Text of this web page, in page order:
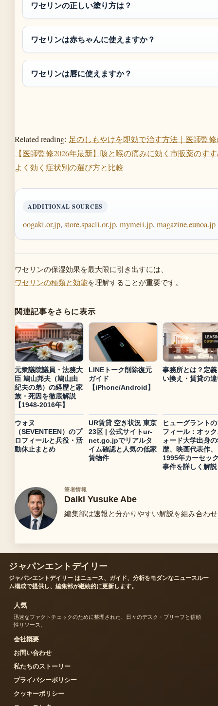
ワセリンの正しい塗り方は？
ワセリンは赤ちゃんに使えますか？
ワセリンは唇に使えますか？
Related reading: 足のしもやけを即効で治す方法｜医師監
【医師監修2026年最新】咳と喉の痛みに効く市販薬のす
よく効く症状別の選び方と比較
ADDITIONAL SOURCES
oogaki.or.jp, store.spacli.or.jp, mymeii.jp, magazine.eunoa.jp
ワセリンの保湿効果を最大限に引き出すには、
ワセリンの種類と効能を理解することが重要です。
関連記事をさらに表示
元衆議院議員・法務大
臣 鳩山邦夫（鳩山由
紀夫の弟）の経歴と家
族・死因を徹底解説
【1948-2016年】
LINEトーク削除復元
ガイド
【iPhone/Android】
事務所とは？定
い換え・賃貸の
ウォヌ
（SEVENTEEN）のプ
ロフィールと兵役・活
動休止まとめ
UR賃貸 空き状況 東京
23区 | 公式サイトur-
net.go.jpでリアルタ
イム確認と人気の低家
賃物件
ヒューグラント
フィール：オッ
ォード大学出身
歴、映画代表作、
1995年カーセッ
事件を詳しく解説
筆者情報
Daiki Yusuke Abe
編集部は速報と分かりやすい解説を組み合わ
ジャパンエントデイリー
ジャパンエントデイリー はニュース、ガイド、分析をモダンなニュースルー
ム構成で提供し、編集部が継続的に更新します。
人気
迅速なファクトチェックのために整理された、日々のデスク・ブリーフと信頼
性リソース。
会社概要
お問い合わせ
私たちのストーリー
プライバシーポリシー
クッキーポリシー